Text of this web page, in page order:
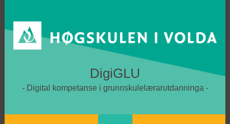
content
DigiGLU
Digital kompetanse i grunnskulelærarutdanninga